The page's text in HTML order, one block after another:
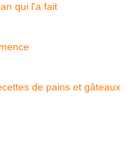
qui l'a fait
de pains et gâteaux